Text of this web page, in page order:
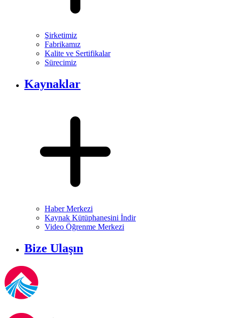
Şirketimiz
Fabrikamız
Kalite ve Sertifikalar
Sürecimiz
Kaynaklar
Haber Merkezi
Kaynak Kütüphanesini İndir
Video Öğrenme Merkezi
Bize Ulaşın